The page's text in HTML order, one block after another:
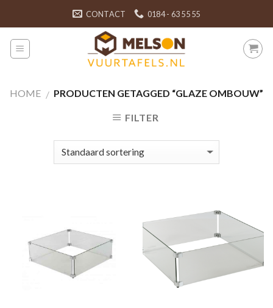
content
CONTACT 0184 - 63 55 55
HOME / PRODUCTEN GETAGGED “GLAZE OMBOUW”
FILTER